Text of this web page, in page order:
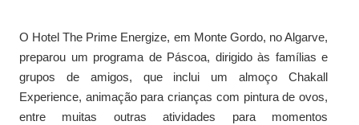
O Hotel The Prime Energize, em Monte Gordo, no Algarve,
preparou um programa de Páscoa, dirigido às famílias e
grupos de amigos, que inclui um almoço Chakall
Experience, animação para crianças com pintura de ovos,
entre muitas outras atividades para momentos